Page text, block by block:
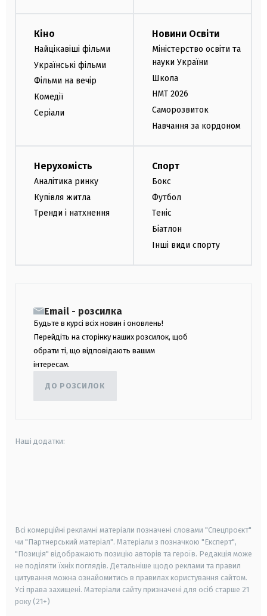
Кіно
Найцікавіші фільми
Українські фільми
Фільми на вечір
Комедії
Серіали
Новини Освіти
Міністерство освіти та
науки України
Школа
НМТ 2026
Саморозвиток
Навчання за кордоном
Нерухомість
Аналітика ринку
Купівля житла
Тренди і натхнення
Спорт
Бокс
Футбол
Теніс
Біатлон
Інші види спорту
Email - розсилка
Будьте в курсі всіх новин і оновлень!
Перейдіть на сторінку наших розсилок, щоб
обрати ті, що відповідають вашим
інтересам.
ДО РОЗСИЛОК
Наші додатки:
Всі комерційні рекламні матеріали позначені словами "Спецпроєкт"
чи "Партнерський матеріал". Матеріали з позначкою "Експерт",
"Позиція" відображають позицію авторів та героїв. Редакція може
не поділяти їхніх поглядів. Детальніше щодо реклами та правил
цитування можна ознайомитись в правилах користування сайтом.
Усі права захищені. Матеріали сайту призначені для осіб старше 21
року (21+)